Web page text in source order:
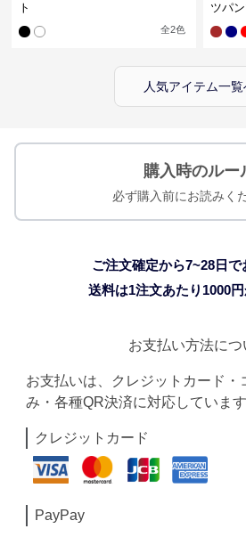
ト
全2色
ツパ
人気アイテム一覧
購入時のルー
必ず購入前にお読みく
ご注文確定から7~28日で
送料は1注文あたり 1000
お支払い方法につ
お支払いは、クレジットカード・
み・各種QR決済に対応しています
クレジットカード
PayPay